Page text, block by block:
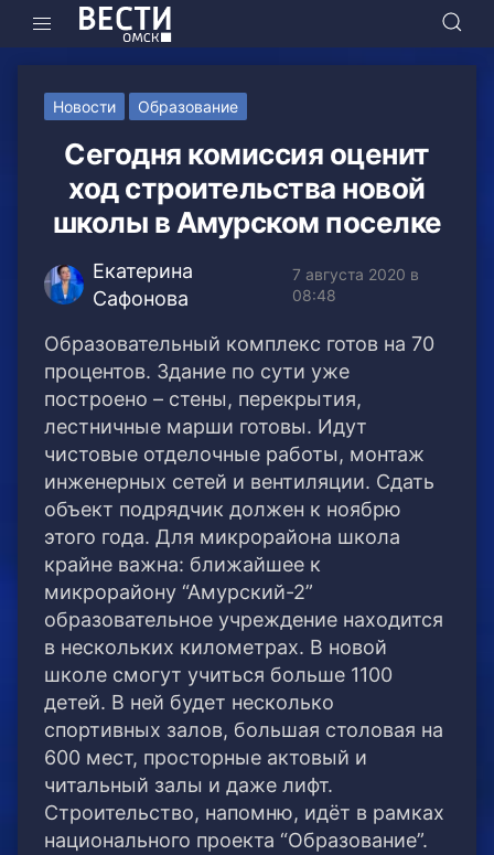
Новости Образование
Сегодня комиссия оценит
ход строительства новой
школы в Амурском поселке
Екатерина
Сафонова
7 августа 2020 в
08:48
Образовательный комплекс готов на 70
процентов. Здание по сути уже
построено – стены, перекрытия,
лестничные марши готовы. Идут
чистовые отделочные работы, монтаж
инженерных сетей и вентиляции. Сдать
объект подрядчик должен к ноябрю
этого года. Для микрорайона школа
крайне важна: ближайшее к
микрорайону “Амурский-2”
образовательное учреждение находится
в нескольких километрах. В новой
школе смогут учиться больше 1100
детей. В ней будет несколько
спортивных залов, большая столовая на
600 мест, просторные актовый и
читальный залы и даже лифт.
Строительство, напомню, идёт в рамках
национального проекта “Образование”.